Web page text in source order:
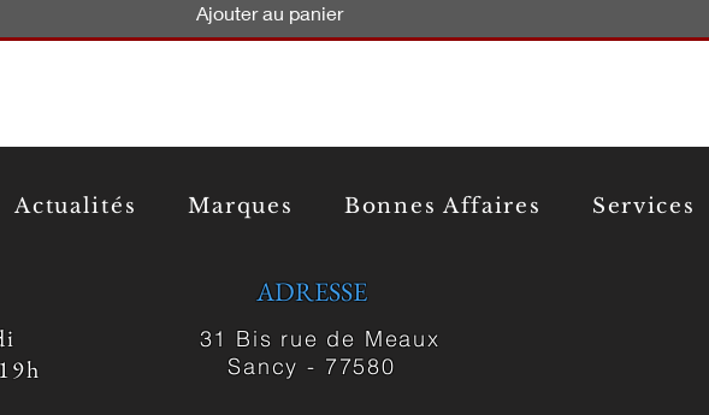
Ajouter au panier
Actualités Marques Bonnes Affaires Services
ADRESSE
31 Bis rue de Meaux
Sancy - 77580